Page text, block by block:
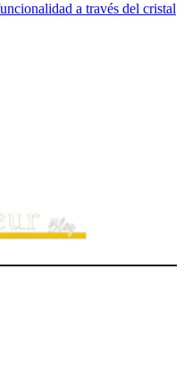
a través del cristal